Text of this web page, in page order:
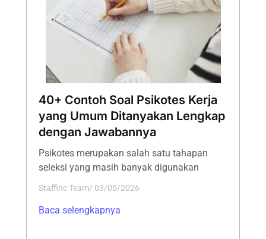
40+ Contoh Soal Psikotes Kerja
yang Umum Ditanyakan Lengkap
dengan Jawabannya
Psikotes merupakan salah satu tahapan
seleksi yang masih banyak digunakan
Staffinc Team/ 03/05/2026
Baca selengkapnya